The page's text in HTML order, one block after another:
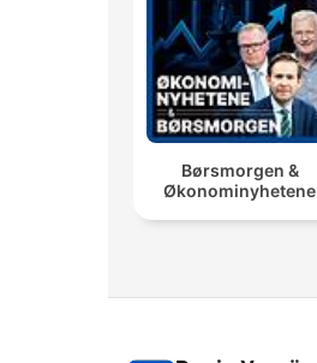
Børsmorgen &
Økonominyhetene